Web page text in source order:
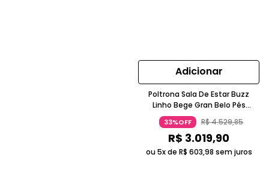
Adicionar
Poltrona Sala De Estar Buzz
Linho Bege Gran Belo Pés
Madeira Jequitibá
33%OFF R$4.529,85
R$ 3.019,90
ou 5x de R$ 603,98 sem juros